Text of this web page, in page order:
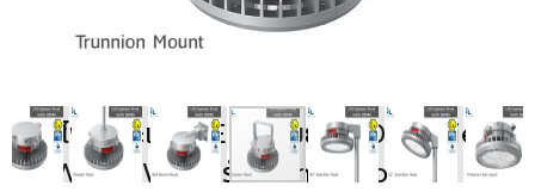
โคมไฟกันระเบิด LED ไฮเบย์ HA05 Series
20W–240W สำหรับ Zone 1 Zone 2